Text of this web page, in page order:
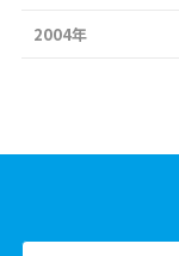
2004年